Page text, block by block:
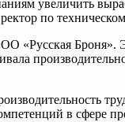
увеличить
по
«Русская
в сфере